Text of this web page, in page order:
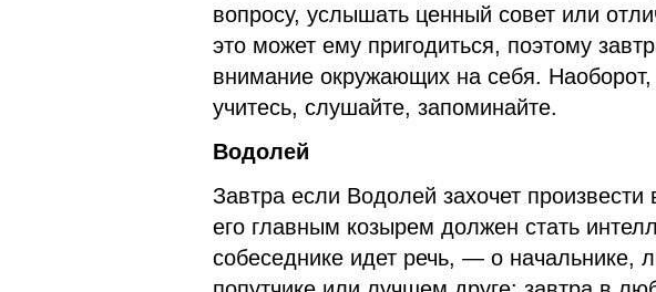
вопросу, услышать ценный совет или
это может ему пригодиться, поэтому
внимание окружающих на себя.
учитесь, слушайте, запоминайте.
Водолей
Завтра если Водолей захочет
его главным козырем должен стать
собеседнике идет речь, — о начальнике,